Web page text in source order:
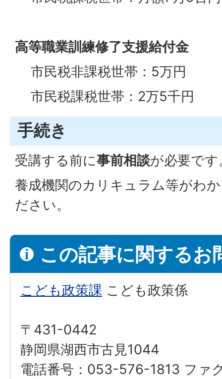
高等職業訓練修了支援給付金
市民税非課税世帯：5万円
市民税課税世帯：2万5千円
手続き
受講する前に事前相談が必要です
養成機関のカリキュラム等がわ
ださい。
この記事に関するお
こども政策課 こども政策係
〒431-0442
静岡県湖西市古見1044
電話番号：053-576-1813 ファ